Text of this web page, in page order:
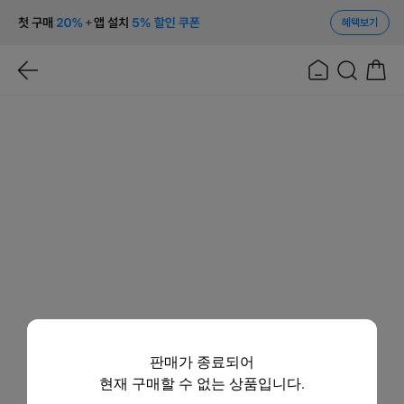
혜택보기
판매가 종료되어
현재 구매할 수 없는 상품입니다.